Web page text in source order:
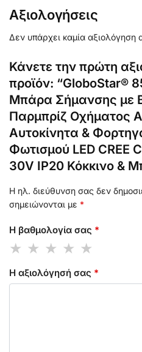
Αξιολογήσεις
Δεν υπάρχει καμία αξιολόγηση
Κάνετε την πρώτη
προϊόν: “GloboStar®
Μπάρα Σήμανσης με
Παρμπρίζ Οχήματος
Αυτοκίνητα &
Φωτισμού LED CREE
30V IP20 Κόκκινο &
Η ηλ. διεύθυνση σας δεν
σημειώνονται με *
Η βαθμολογία σας *
Η αξιολόγησή σας *